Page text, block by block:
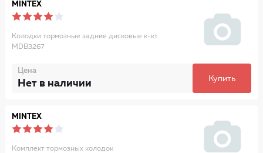
MINTEX
Колодки тормозные задние дисковые к-кт
MDB3267
Цена
Нет в наличии Купить
MINTEX
Комплект тормозных колодок